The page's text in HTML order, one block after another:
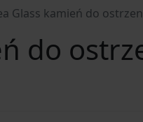
Glass kamień do
do